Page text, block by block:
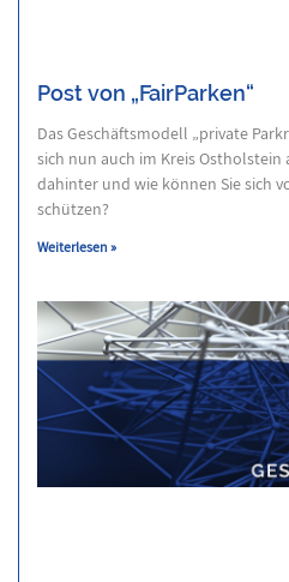
Post von „FairParken“
Das Geschäftsmodell „private
sich nun auch im Kreis Ostholstein
dahinter und wie können Sie sich
schützen?
Weiterlesen »